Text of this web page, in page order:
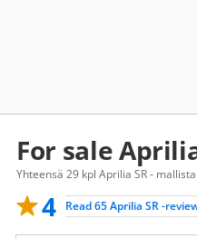
For sale
Yhteensä 29 kpl Aprilia SR -
4 Read 65 Aprilia SR -